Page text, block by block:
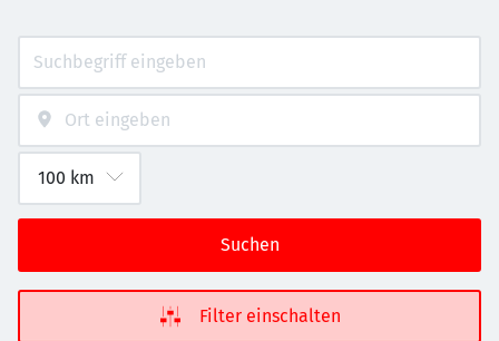
Suchen
Filter einschalten